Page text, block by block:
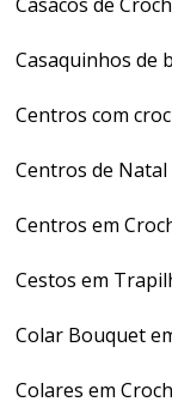
Casaquinhos de
Centros com
Centros de Natal
Centros em
Cestos em
Colar Bouquet
Colares em